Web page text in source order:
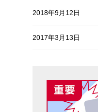
2018年9月12日
2017年3月13日